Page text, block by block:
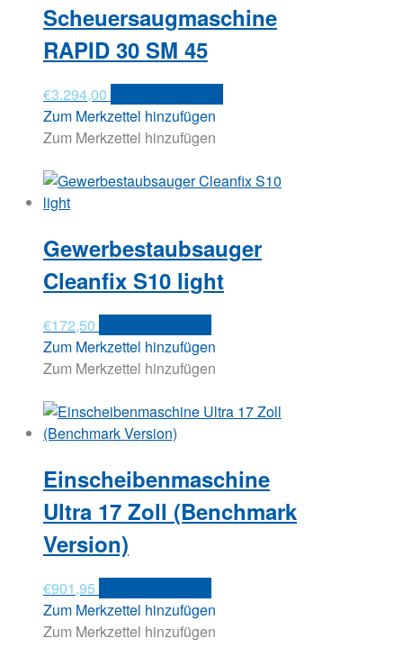
Scheuersaugmaschine
RAPID 30 SM 45
€3.294,00
Zum Merkzettel hinzufügen
Zum Merkzettel hinzufügen
Gewerbestaubsauger
Cleanfix S10 light
€172,50
Zum Merkzettel hinzufügen
Zum Merkzettel hinzufügen
Einscheibenmaschine
Ultra 17 Zoll (Benchmark
Version)
€901,95
Zum Merkzettel hinzufügen
Zum Merkzettel hinzufügen